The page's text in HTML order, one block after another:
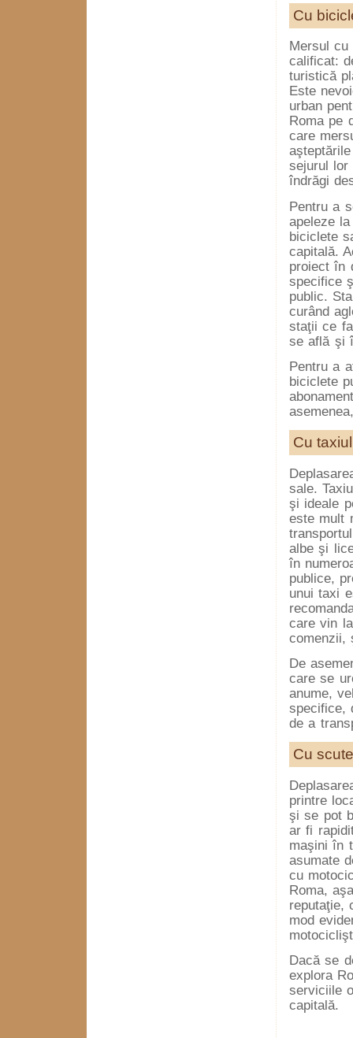
Cu
Mersul cu
calificat:
turistică
Este
urban
Roma pe
care
sejurul
îndrăgi
Pentru a
apeleze
biciclete
capitală.
proiect în
specifice
public.
curând
staţii ce
se află şi
Pentru a
biciclete
Cu taxiul
sale.
şi ideale
este mult
albe şi
în
publice,
unui taxi
care vin
comenzii,
De
care se
anume,
specifice,
de a
Cu
printre
şi se pot
ar fi
maşini în
asumate
cu
Roma,
reputaţie,
mod
Dacă se
explora
serviciile
capitală.